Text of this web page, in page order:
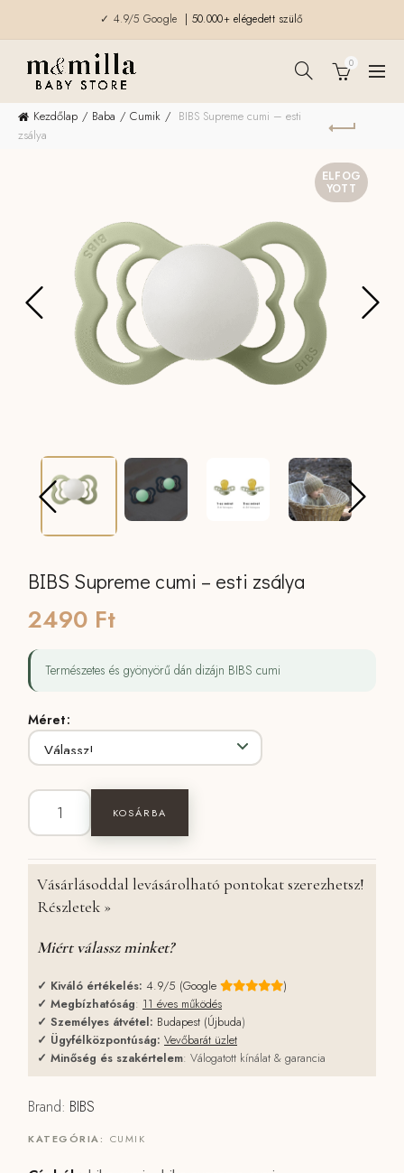
✓ 4.9/5 Google | 50.000+ elégedett szülő
0
Kezdőlap Baba Cumik
BIBS Supreme cumi – esti
zsálya
ELFOG
YOTT
BIBS Supreme cumi – esti zsálya
2490 Ft
Természetes és gyönyörű dán dizájn BIBS cumi
Méret
BIBS Supreme cumi - esti zsálya mennyiség
KOSÁRBA
Vásárlásoddal levásárolható pontokat szerezhetsz!
Részletek »
Miért válassz minket?
✓ Kiváló értékelés: 4.9/5 (Google
)
✓ Megbízhatóság: 11 éves működés
✓ Személyes átvétel: Budapest (Újbuda)
✓ Ügyfélközpontúság: Vevőbarát üzlet
✓ Minőség és szakértelem: Válogatott kínálat & garancia
Brand: BIBS
KATEGÓRIA: CUMIK